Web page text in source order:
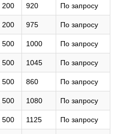
200 920 По запросу
200 975 По запросу
500 1000 По запросу
500 1045 По запросу
500 860 По запросу
500 1080 По запросу
500 1125 По запросу